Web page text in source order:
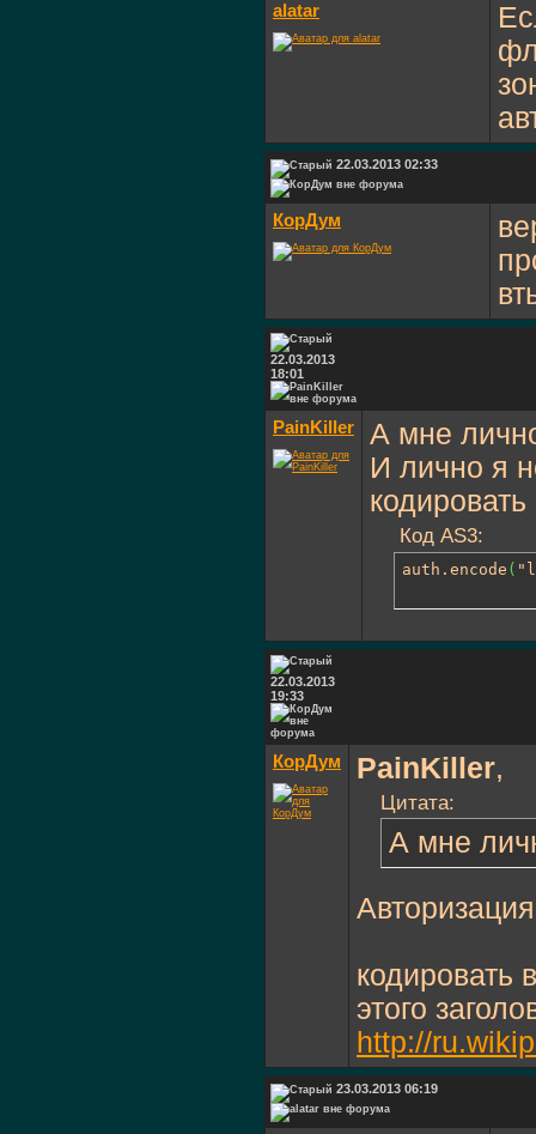
alatar
22.03.2013 02:33
КорДум
22.03.2013
18:01
PainKiller
А мне
И лично я
Код AS3:
auth.encode (
22.03.2013
19:33
КорДум PainKiller,
Цитата:
А мне
кодировать
этого
http://
23.03.2013 06:19